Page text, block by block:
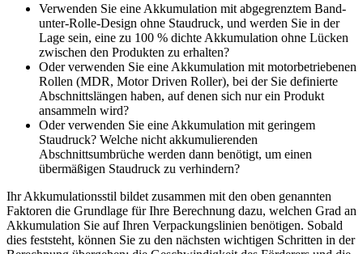
Verwenden Sie eine Akkumulation mit abgegrenztem Band-
unter-Rolle-Design ohne Staudruck, und werden Sie in der
Lage sein, eine zu 100 % dichte Akkumulation ohne Lücken
zwischen den Produkten zu erhalten?
Oder verwenden Sie eine Akkumulation mit motorbetriebenen
Rollen (MDR, Motor Driven Roller), bei der Sie definierte
Abschnittslängen haben, auf denen sich nur ein Produkt
ansammeln wird?
Oder verwenden Sie eine Akkumulation mit geringem
Staudruck? Welche nicht akkumulierenden
Abschnittsumbrüche werden dann benötigt, um einen
übermäßigen Staudruck zu verhindern?
Ihr Akkumulationsstil bildet zusammen mit den oben genannten
Faktoren die Grundlage für Ihre Berechnung dazu, welchen Grad an
Akkumulation Sie auf Ihren Verpackungslinien benötigen. Sobald
dies feststeht, können Sie zu den nächsten wichtigen Schritten in der